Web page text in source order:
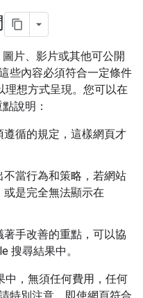
片、影片或其他可公開
些內容必須符合一定條件
理想方式呈現。您可以在
說明：
遵循的規定，這樣網頁才
不當行為和策略，若網站
是完全無法顯示在
著手改善的重點，可以協
搜尋結果中。
中，無須任何費用，任何